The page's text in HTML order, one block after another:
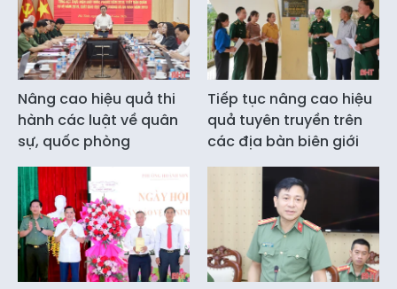
Nâng cao hiệu quả thi
hành các luật về quân
sự, quốc phòng
Tiếp tục nâng cao hiệu
quả tuyên truyền trên
các địa bàn biên giới